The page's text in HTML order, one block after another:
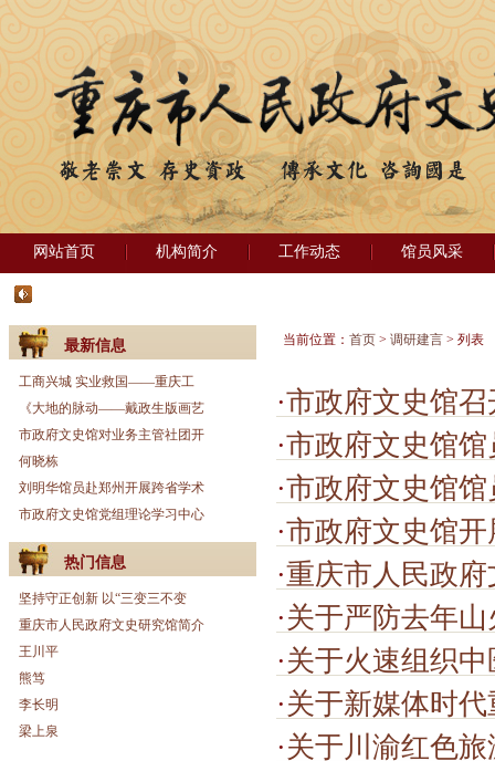
网站首页 机构简介 工作动态 馆员风采
最新信息
工商兴城 实业救国——重庆工
《大地的脉动——戴政生版画艺
市政府文史馆对业务主管社团开
何晓栋
刘明华馆员赴郑州开展跨省学术
市政府文史馆党组理论学习中心
热门信息
坚持守正创新 以“三变三不变
重庆市人民政府文史研究馆简介
王川平
熊笃
李长明
梁上泉
当前位置： 首页 > 调研建言 > 列表
·市政府文史馆
·市政府文史馆馆员调
·市政府文史馆馆
·市政府文史馆
·重庆市人民政
·关于严防去年
·关于火速组织中
·关于新媒体时
·关于川渝红色